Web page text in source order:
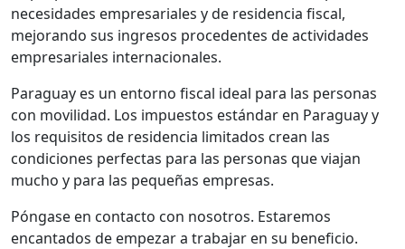
necesidades empresariales y de residencia fiscal,
mejorando sus ingresos procedentes de actividades
empresariales internacionales.
Paraguay es un entorno fiscal ideal para las personas
con movilidad. Los impuestos estándar en Paraguay y
los requisitos de residencia limitados crean las
condiciones perfectas para las personas que viajan
mucho y para las pequeñas empresas.
Póngase en contacto con nosotros. Estaremos
encantados de empezar a trabajar en su beneficio.